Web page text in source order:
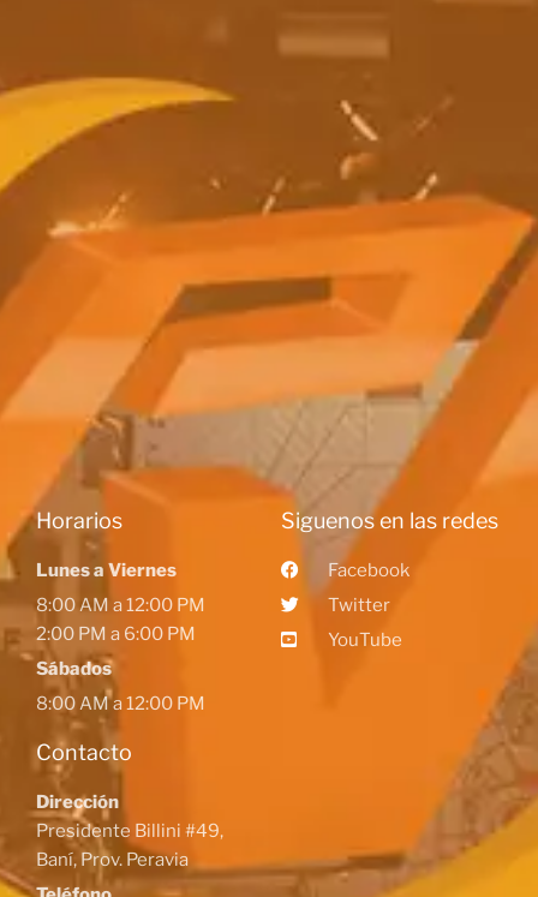
Horarios
Lunes a Viernes
8:00 AM a 12:00 PM
2:00 PM a 6:00 PM
Sábados
8:00 AM a 12:00 PM
Contacto
Dirección
Presidente Billini #49,
Baní, Prov. Peravia
Siguenos en las redes
Facebook
Twitter
YouTube